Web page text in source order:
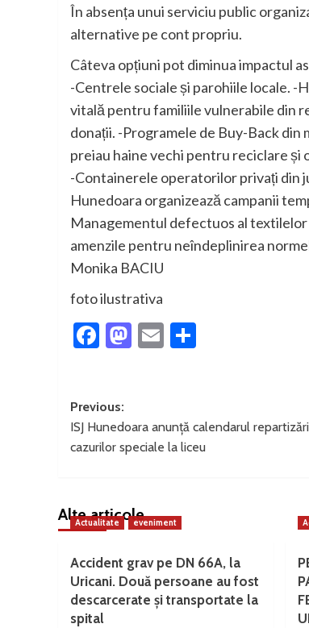
În absența unui serviciu public
alternative pe cont propriu.
Câteva opțiuni pot diminua impactul
-Centrele sociale și parohiile locale.
vitală pentru familiile vulnerabile din
donații. -Programele de Buy-Back din
preiau haine vechi pentru reciclare și
-Containerele operatorilor privați din
Hunedoara organizează campanii
Managementul defectuos al
amenzile pentru neîndeplinirea
Monika BACIU
foto ilustrativa
Facebook
Mastodon
Email
Post
navigation
Previous:
ISJ Hunedoara anunță calendarul
cazurilor speciale la liceu
Alte articole
Actualitate eveniment
Accident grav pe DN 66A, la
Uricani. Două persoane au fost
descarcerate și transportate la
spital